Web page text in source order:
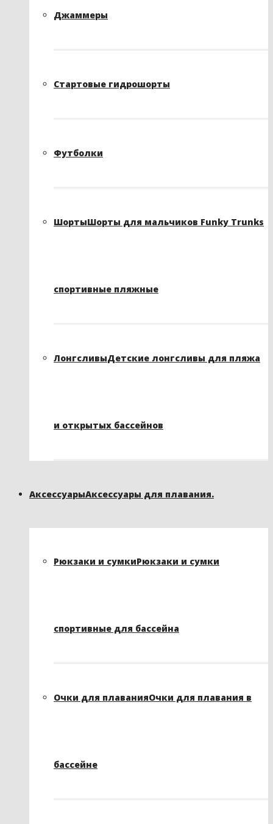
Джаммеры
Стартовые гидрошорты
Футболки
ШортыШорты для мальчиков Funky Trunks
спортивные пляжные
ЛонгсливыДетские лонгсливы для пляжа
и открытых бассейнов
АксессуарыАксессуары для плавания.
Рюкзаки и сумкиРюкзаки и сумки
спортивные для бассейна
Очки для плаванияОчки для плавания в
бассейне